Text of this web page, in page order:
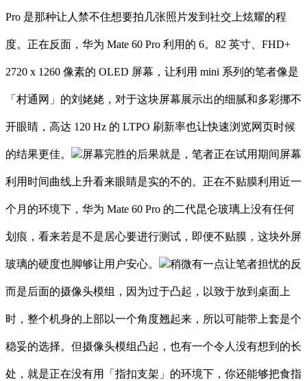
Pro 是那种让人禁不住想要拍几张照片发到社交上炫耀的程
度。正在反面，华为 Mate 60 Pro 利用的 6。82 英寸、FHD+
2720 x 1260 像素的 OLED 屏幕，让利用 mini 系列的笔者像是
「村通网」的刘姥姥，对于这块屏幕展示出的细腻和多彩挪不
开眼睛，高达 120 Hz 的 LTPO 刷新率也让快速浏览网页时候
的结果更佳。 屏幕完胜的后果就是，笔者正在试用期间屏幕
利用时间曲线上升看来眼睛是实的不的。正在不贴膜利用近一
个月的环境下，华为 Mate 60 Pro 的二代昆仑玻璃上没有任何
划痕，看来若是不是居心要进行测试，即便不贴膜，这块外屏
玻璃的硬度也脚够让用户安心。 稍微有一点让笔者担忧的反
而是后面的摄像头模组，因为过于凸起，以致于放到桌面上
时，整个机身的上部以一个角度翘起来，所以可能带上套是个
稳妥的选择。但摄像头模组凸起，也有一个令人没有想到的长
处，就是正在没有用「指扣支架」的环境下，你还能够把食指